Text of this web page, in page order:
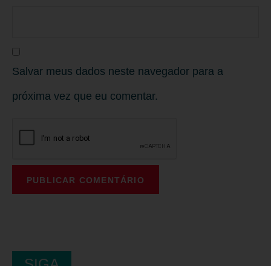
Salvar meus dados neste navegador para a
próxima vez que eu comentar.